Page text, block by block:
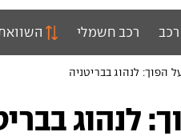
רכב חשמלי
הפוך: לנהוג בבריטניה
לנהוג